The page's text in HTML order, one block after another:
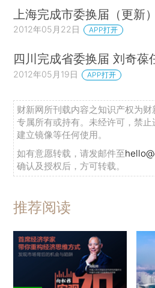
上海完成市委换届（更新）
2012年05月22日 APP打开
四川完成省委换届 刘奇葆
2012年05月19日 APP打开
财新网所刊载内容之知识产权为
专属所有或持有。未经许可，禁
建立镜像等任何使用。
如有意愿转载，请发邮件至
确认及授权后，方可转载。
推荐阅读